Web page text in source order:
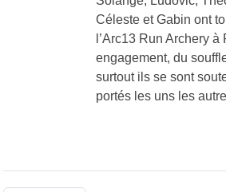
Céleste et Gabin ont
l’Arc13 Run Archery
engagement, du
surtout ils se sont
portés les uns les